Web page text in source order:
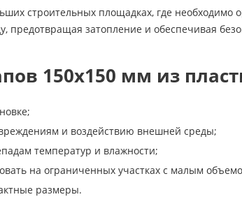
строительных площадках, где необходимо
предотвращая затопление и обеспечивая
150х150 мм из
и воздействию внешней среды;
температур и влажности;
на ограниченных участках с малым
размеры.